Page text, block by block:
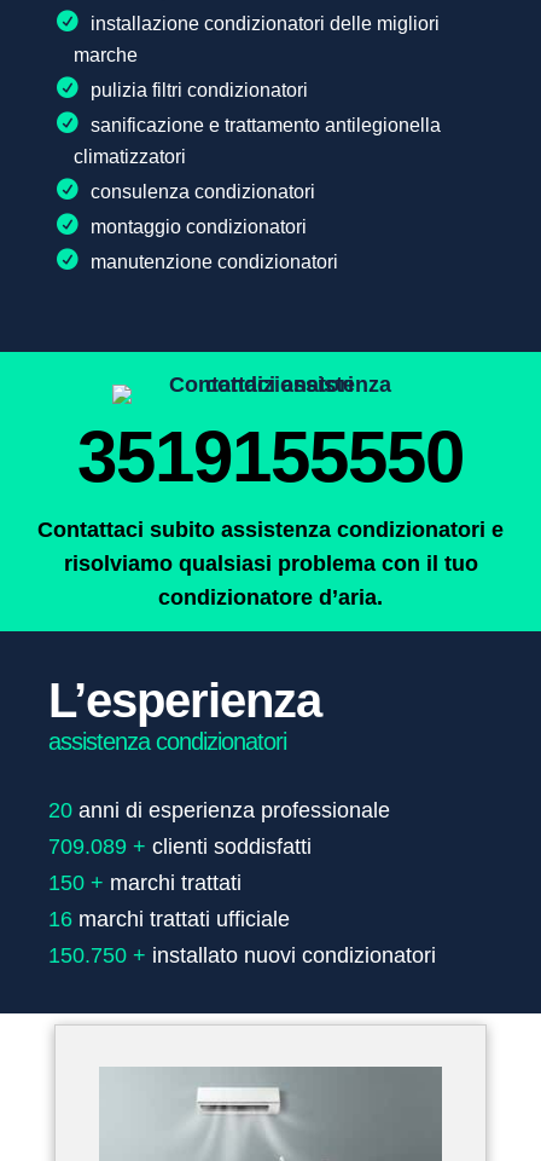
installazione condizionatori delle migliori
marche
pulizia filtri condizionatori
sanificazione e trattamento antilegionella
climatizzatori
consulenza condizionatori
montaggio condizionatori
manutenzione condizionatori
3519155550
Contattaci subito assistenza condizionatori e
risolviamo qualsiasi problema con il tuo
condizionatore d’aria.
L’esperienza
assistenza condizionatori
20
709.089 +
150 +
16
150.750 +